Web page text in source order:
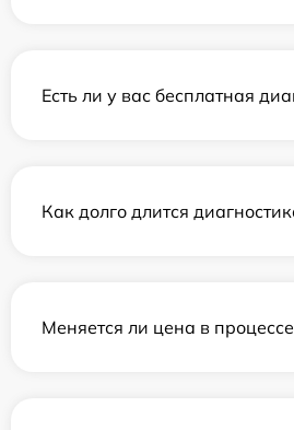
Есть ли у вас бесплатная
Как долго длится
Меняется ли цена в